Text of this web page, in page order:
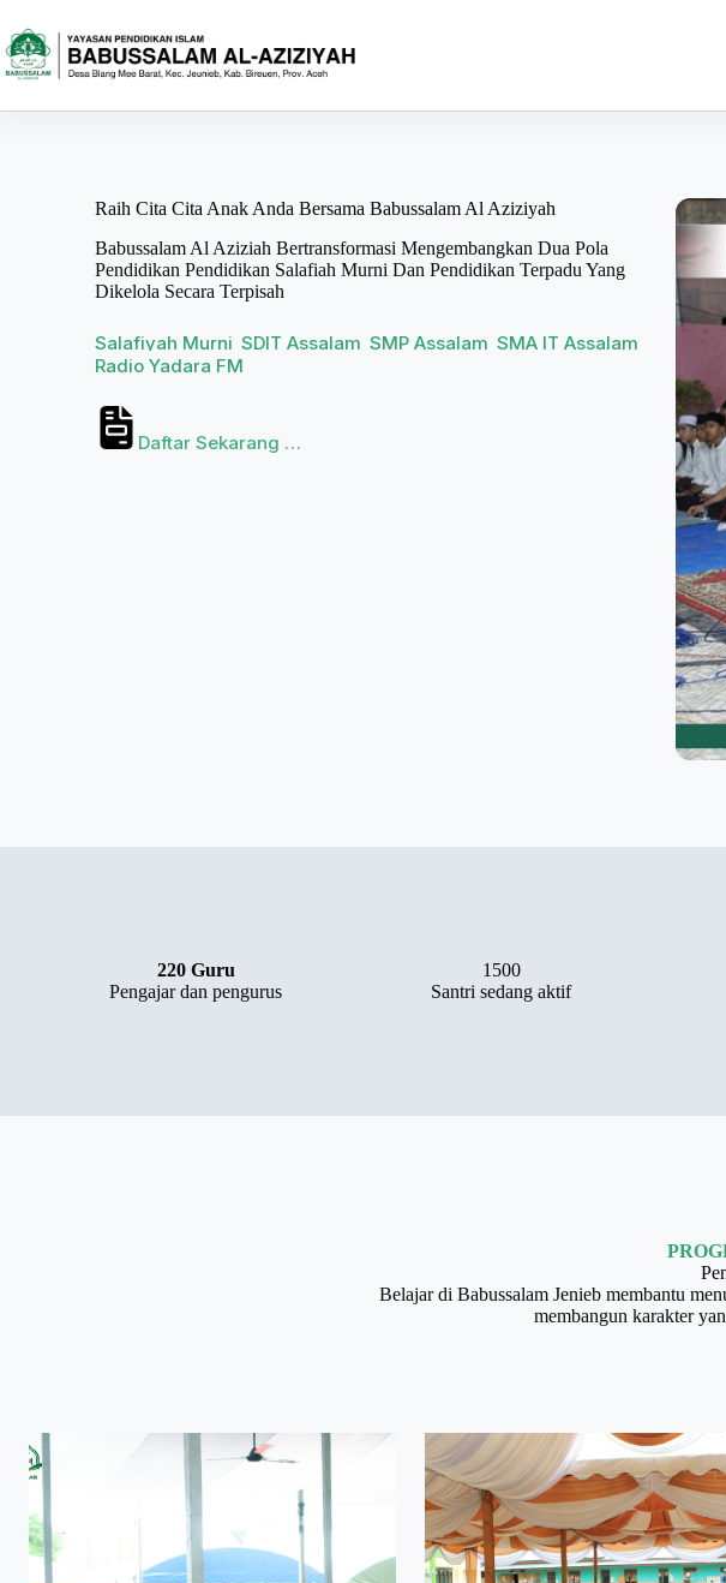
Raih Cita Cita Anak Anda Bersama Babussalam Al Aziziyah
Babussalam Al Aziziah Bertransformasi Mengembangkan Dua Pola
Pendidikan Pendidikan Salafiah Murni Dan Pendidikan Terpadu Yang
Dikelola Secara Terpisah
Salafiyah Murni SDIT Assalam SMP Assalam SMA IT Assalam
Radio Yadara FM
Daftar Sekarang …
220 Guru
Pengajar dan pengurus
1500
Santri sedang aktif
Belajar di Babussalam Jenieb membantu
membangun karakter